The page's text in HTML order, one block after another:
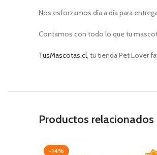
Nos esforzamos día a día para
Contamos con todo lo que tu
TusMascotas.cl, tu tienda Pet Lover
Productos relacionados
-14%